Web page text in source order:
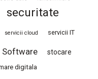
securitate
servicii cloud servicii IT
Software stocare
digitala